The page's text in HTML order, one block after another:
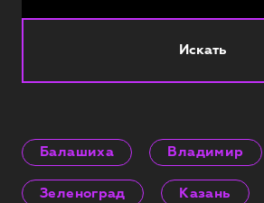
Искать
Балашиха Владимир
Зеленоград Казань